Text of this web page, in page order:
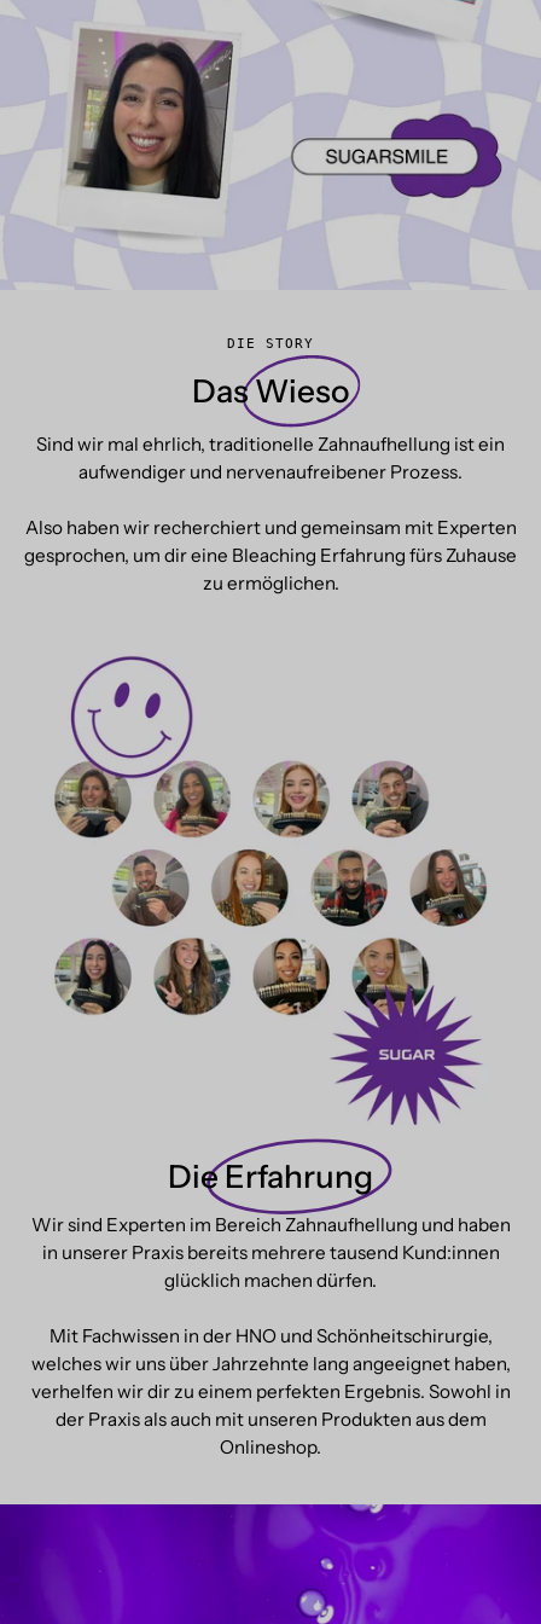
DIE STORY
DasWieso
Sind wir mal ehrlich, traditionelle Zahnaufhellung ist ein
aufwendiger und nervenaufreibener Prozess.
Also haben wir recherchiert und gemeinsam mit Experten
gesprochen, um dir eine Bleaching Erfahrung fürs Zuhause
zu ermöglichen.
DieErfahrung
Wir sind Experten im Bereich Zahnaufhellung und haben
in unserer Praxis bereits mehrere tausend Kund:innen
glücklich machen dürfen.
Mit Fachwissen in der HNO und Schönheitschirurgie,
welches wir uns über Jahrzehnte lang angeeignet haben,
verhelfen wir dir zu einem perfekten Ergebnis. Sowohl in
der Praxis als auch mit unseren Produkten aus dem
Onlineshop.